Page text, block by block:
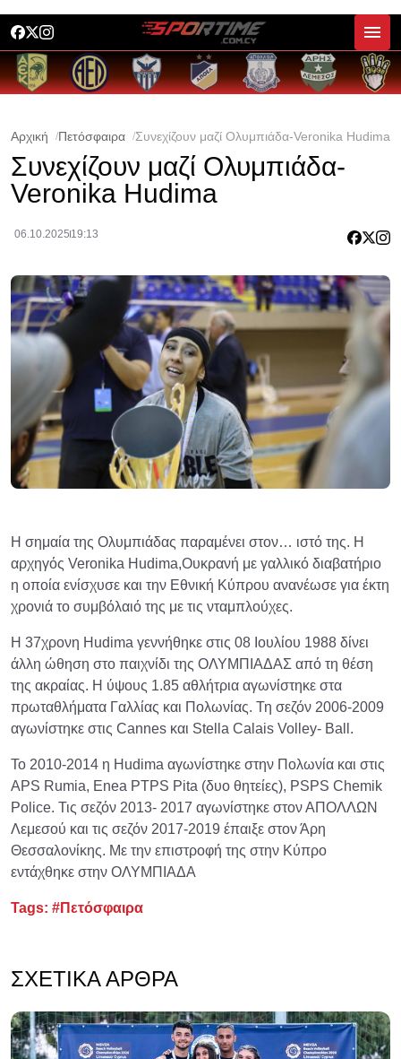
Αρχική Πετόσφαιρα Συνεχίζουν μαζί Ολυμπιάδα-Veronika Hudima
Συνεχίζουν μαζί Ολυμπιάδα-
Veronika Hudima
06.10.2025 19:13
Η σημαία της Ολυμπιάδας παραμένει στον… ιστό της. Η
αρχηγός Veronika Hudima,Oυκρανή με γαλλικό διαβατήριο
η οποία ενίσχυσε και την Εθνική Κύπρου ανανέωσε για έκτη
χρονιά το συμβόλαιό της με τις νταμπλούχες.
Η 37χρονη Ηudima γεννήθηκε στις 08 Ιουλίου 1988 δίνει
άλλη ώθηση στο παιχνίδι της ΟΛΥΜΠΙΑΔΑΣ από τη θέση
της ακραίας. Η ύψους 1.85 αθλήτρια αγωνίστηκε στα
πρωταθλήματα Γαλλίας και Πολωνίας. Τη σεζόν 2006-2009
αγωνίστηκε στις Cannes και Stella Calais Volley- Ball.
Το 2010-2014 η Hudima αγωνίστηκε στην Πολωνία και στις
APS Rumia, Enea PTPS Pita (δυο θητείες), PSPS Chemik
Police. Τις σεζόν 2013- 2017 αγωνίστηκε στον ΑΠΟΛΛΩΝ
Λεμεσού και τις σεζόν 2017-2019 έπαιξε στον Άρη
Θεσσαλονίκης. Με την επιστροφή της στην Κύπρο
εντάχθηκε στην ΟΛΥΜΠΙΑΔΑ
Tags: #Πετόσφαιρα
ΣΧΕΤΙΚΆ ΆΡΘΡΑ